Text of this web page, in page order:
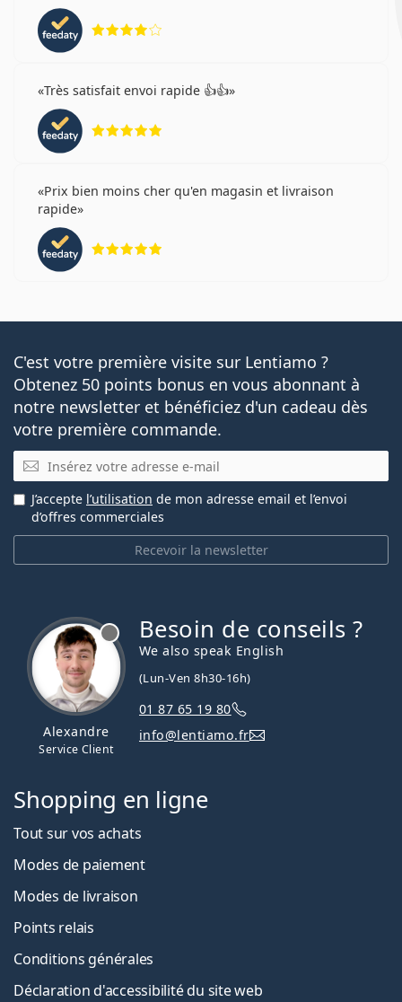
Très satisfait envoi rapide 👍👍
Prix bien moins cher qu'en magasin et livraison
rapide
C'est votre première visite sur Lentiamo ?
Obtenez 50 points bonus en vous abonnant à
notre newsletter et bénéficiez d'un cadeau dès
votre première commande.
E-mail
Recevoir la newsletter
J’accepte l’utilisation de mon adresse email et l’envoi
d’offres commerciales
Alexandre
Service Client
Besoin de conseils ?
We also speak English
(Lun-Ven 8h30-16h)
01 87 65 19 80
info@lentiamo.fr
Shopping en ligne
Tout sur vos achats
Modes de paiement
Modes de livraison
Points relais
Conditions générales
Déclaration d'accessibilité du site web